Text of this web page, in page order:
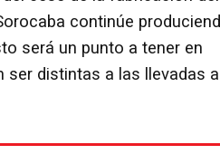
continúe
será un punto a tener en
ser distintas a las llevadas a